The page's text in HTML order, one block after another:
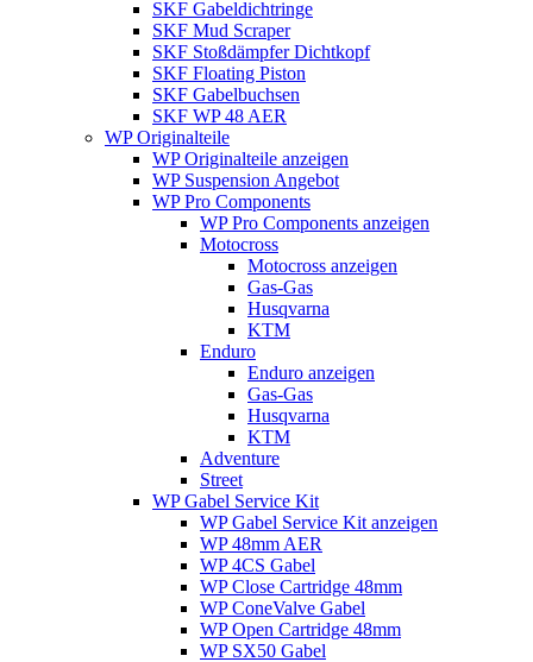
SKF Gabeldichtringe
SKF Mud Scraper
SKF Stoßdämpfer Dichtkopf
SKF Floating Piston
SKF Gabelbuchsen
SKF WP 48 AER
WP Originalteile
WP Originalteile anzeigen
WP Suspension Angebot
WP Pro Components
WP Pro Components anzeigen
Motocross
Motocross anzeigen
Gas-Gas
Husqvarna
KTM
Enduro
Enduro anzeigen
Gas-Gas
Husqvarna
KTM
Adventure
Street
WP Gabel Service Kit
WP Gabel Service Kit anzeigen
WP 48mm AER
WP 4CS Gabel
WP Close Cartridge 48mm
WP ConeValve Gabel
WP Open Cartridge 48mm
WP SX50 Gabel